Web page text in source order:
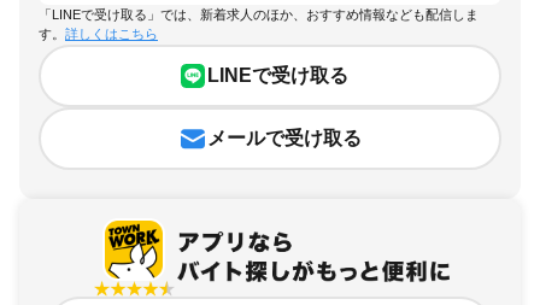
「LINEで受け取る」では、新着求人のほか、おすすめ情報なども配信しま
す。 詳しくはこちら
LINEで受け取る
メールで受け取る